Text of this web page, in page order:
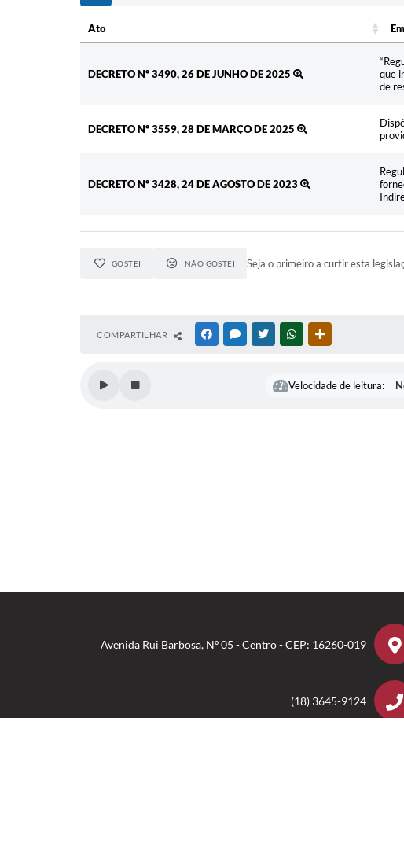
Ato
DECRETO Nº 3490, 26 DE JUNHO DE 2025
que
de
DECRETO Nº 3559, 28 DE MARÇO DE 2025
DECRETO Nº 3428, 24 DE AGOSTO DE 2023
GOSTEI NÃO GOSTEI Seja o primeiro a curtir esta
COMPARTILHAR FACEBOOKMESSENGER
TWITTERWHATSAPP
Velocidade de leitura:
Avenida Rui Barbosa, Nº 05 - Centro - CEP: 16260-019
(18) 3645-9124